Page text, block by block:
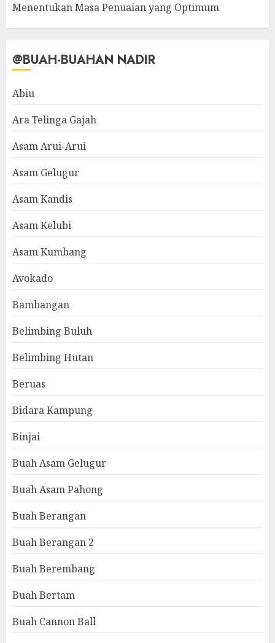
Menentukan Masa Penuaian yang Optimum
@BUAH-BUAHAN NADIR
Abiu
Ara Telinga Gajah
Asam Arui-Arui
Asam Gelugur
Asam Kandis
Asam Kelubi
Asam Kumbang
Avokado
Bambangan
Belimbing Buluh
Belimbing Hutan
Beruas
Bidara Kampung
Binjai
Buah Asam Gelugur
Buah Asam Pahong
Buah Berangan
Buah Berangan 2
Buah Berembang
Buah Bertam
Buah Cannon Ball